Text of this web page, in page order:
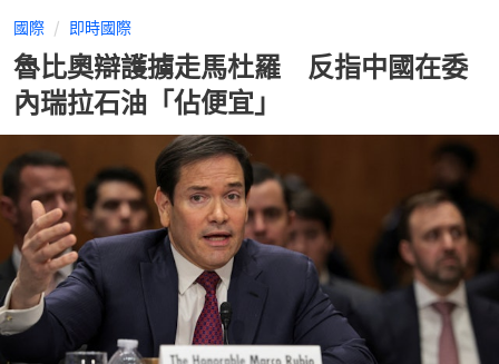
國際 即時國際
魯比奧辯護擄走馬杜羅 反指中國在委
內瑞拉石油「佔便宜」